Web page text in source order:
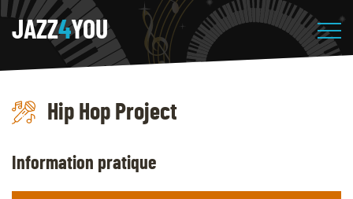
JAZZ4YOU
Hip Hop Project
Information pratique